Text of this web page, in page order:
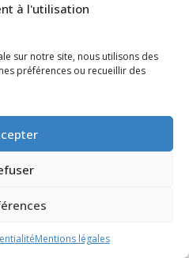
à l'utilisation
sur notre site, nous utilisons des
préférences ou recueillir des
Mentions légales
Gironde de Mars-